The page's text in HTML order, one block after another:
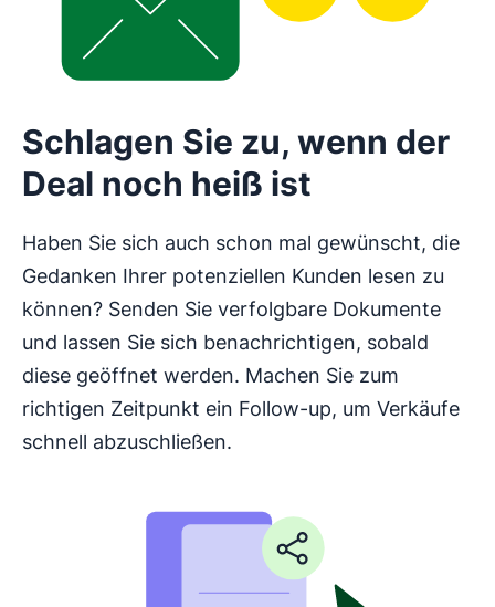
Schlagen Sie zu, wenn der
Deal noch heiß ist
Haben Sie sich auch schon mal gewünscht, die
Gedanken Ihrer potenziellen Kunden lesen zu
können? Senden Sie verfolgbare Dokumente
und lassen Sie sich benachrichtigen, sobald
diese geöffnet werden. Machen Sie zum
richtigen Zeitpunkt ein Follow-up, um Verkäufe
schnell abzuschließen.